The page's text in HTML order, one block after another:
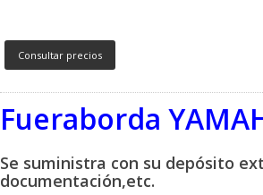
Consultar precios
Fueraborda
Se suministra con su depósito
documentación,etc.